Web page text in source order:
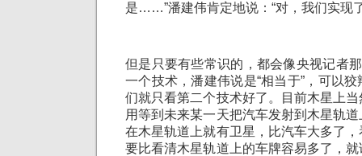
是……”潘建伟肯定地说：“对，我们实现
但是只要有些常识的，都会像央视记者
一个技术，潘建伟说是“相当于”，可以
们就只看第二个技术好了。目前木星上
用等到未来某一天把汽车发射到木星轨
在木星轨道上就有卫星，比汽车大多了
要比看清木星轨道上的车牌容易多了，